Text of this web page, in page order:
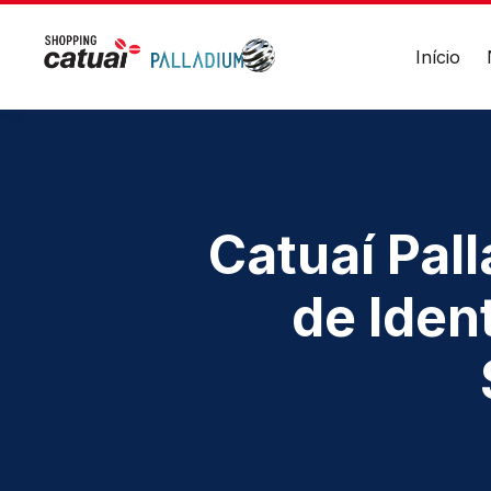
Início
Dom. e Feriados - 14h às 20h
Dom. e Feriados - 11h às 20h
Catuaí
de
Todospromoções no
shopping.